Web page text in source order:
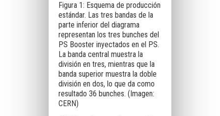
Figura 1: Esquema de producción
estándar. Las tres bandas de la
parte inferior del diagrama
representan los tres bunches del
PS Booster inyectados en el PS.
La banda central muestra la
división en tres, mientras que la
banda superior muestra la doble
división en dos, lo que da como
resultado 36 bunches. (Imagen:
CERN)